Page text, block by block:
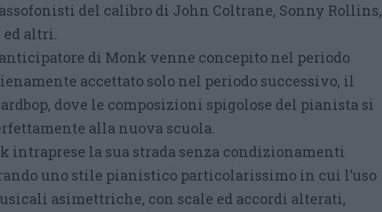
del calibro di John Coltrane, Sonny Rollins,
ed altri.
di Monk venne concepito nel periodo
accettato solo nel periodo successivo, il
dove le composizioni spigolose del pianista si
alla nuova scuola.
intraprese la sua strada senza condizionamenti
uno stile pianistico particolarissimo in cui l’uso
asimettriche, con scale ed accordi alterati,